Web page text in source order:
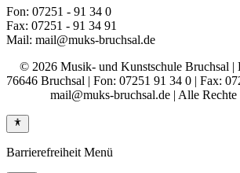
Fon: 07251 - 91 34 0
Fax: 07251 - 91 34 91
Mail: mail@muks-bruchsal.de
© 2026 Musik- und Kunstschule Bruchsal |
76646 Bruchsal | Fon: 07251 91 34 0 | Fax:
mail@muks-bruchsal.de | Alle Rechte
Barrierefreiheit Menü